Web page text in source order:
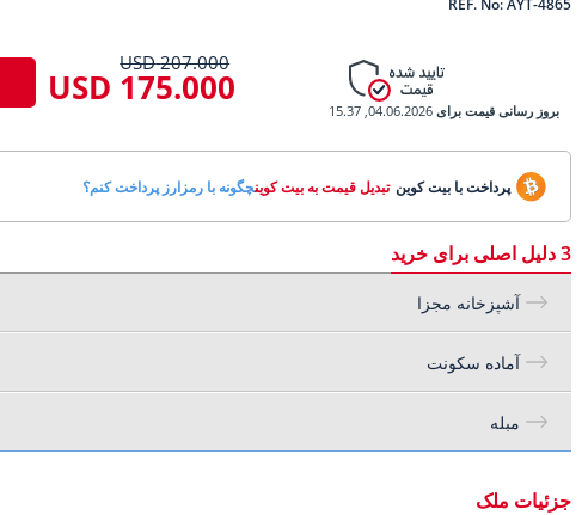
207.000 USD
175.000 USD
بروز رسانی قیمت برای04.06.2026, 15.37
پرداخت با بیت کوین تبدیل قیمت به بیت کوینچگونه با رمزارز پرداخت کنم؟
3 دلیل اصلی برای خرید
آشپزخانه مجزا
آماده سکونت
مبله
جزئیات ملک